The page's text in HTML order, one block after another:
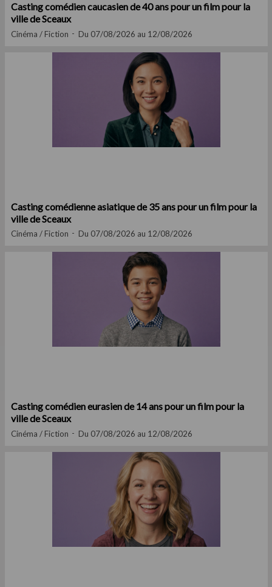
Casting comédien caucasien de 40 ans pour un film pour la
ville de Sceaux
Cinéma / Fiction Du 07/08/2026 au 12/08/2026
Casting comédienne asiatique de 35 ans pour un film pour la
ville de Sceaux
Cinéma / Fiction Du 07/08/2026 au 12/08/2026
Casting comédien eurasien de 14 ans pour un film pour la
ville de Sceaux
Cinéma / Fiction Du 07/08/2026 au 12/08/2026